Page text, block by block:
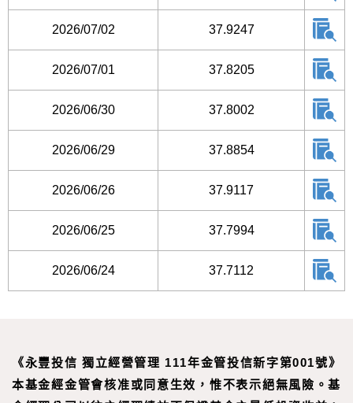
2026/07/02 37.9247
2026/07/01 37.8205
2026/06/30 37.8002
2026/06/29 37.8854
2026/06/26 37.9117
2026/06/25 37.7994
2026/06/24 37.7112
《永豐投信 獨立經營管理 111年金管投信新字第001號》
本基金經金管會核准或同意生效，惟不表示絕無風險。基